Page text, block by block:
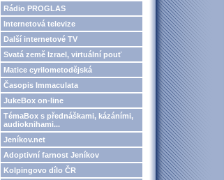
Rádio PROGLAS
Internetová televize
Další internetové TV
Svatá země Izrael, virtuální pouť
Matice cyrilometodějská
Časopis Immaculata
JukeBox on-line
TémaBox s přednáškami, kázáními,
audioknihami...
Jeníkov.net
Adoptivní farnost Jeníkov
Kolpingovo dílo ČR